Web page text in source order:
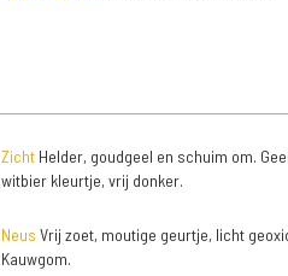
ZichtHelder, goudgeel en schuim om.
witbier kleurtje, vrij donker.
Neus Vrij zoet, moutige geurtje, licht
Kauwgom.